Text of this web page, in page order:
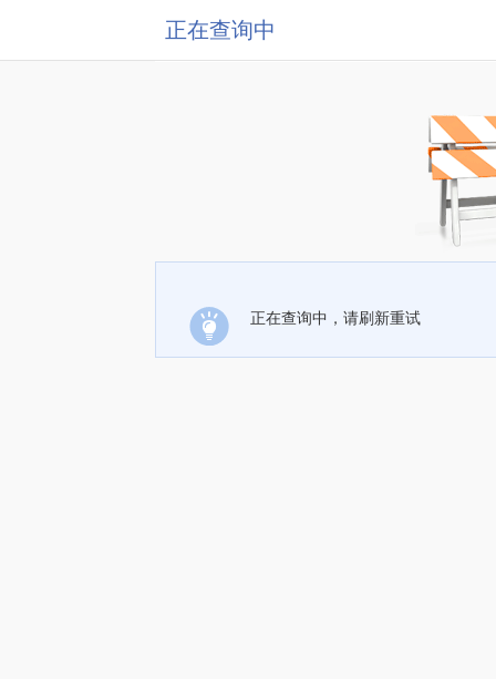
正在查询中
正在查询中，请刷新重试